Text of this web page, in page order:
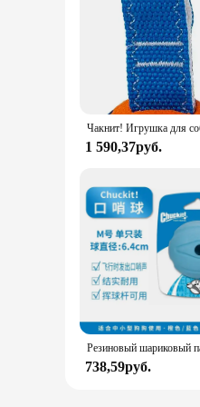
1 590,37руб.
738,59руб.